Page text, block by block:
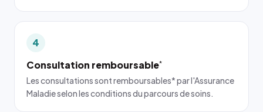
4
Consultation remboursable*
Les consultations sont remboursables* par l'Assurance
Maladie selon les conditions du parcours de soins.